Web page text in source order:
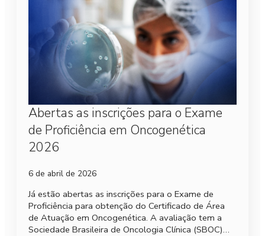
Abertas as inscrições para o Exame
de Proficiência em Oncogenética
2026
6 de abril de 2026
Já estão abertas as inscrições para o Exame de
Proficiência para obtenção do Certificado de Área
de Atuação em Oncogenética. A avaliação tem a
Sociedade Brasileira de Oncologia Clínica (SBOC)…